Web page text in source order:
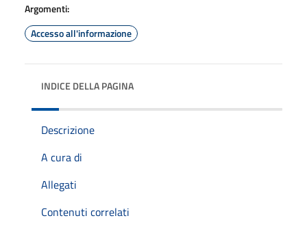
Argomenti:
Accesso all'informazione
INDICE DELLA PAGINA
Descrizione
A cura di
Allegati
Contenuti correlati